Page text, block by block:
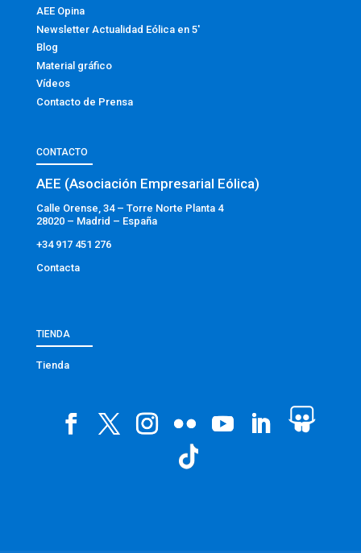
AEE Opina
Newsletter Actualidad Eólica en 5′
Blog
Material gráfico
Vídeos
Contacto de Prensa
CONTACTO
AEE (Asociación Empresarial Eólica)
Calle Orense, 34 – Torre Norte Planta 4
28020 – Madrid – España
+34 917 451 276
Contacta
TIENDA
Tienda